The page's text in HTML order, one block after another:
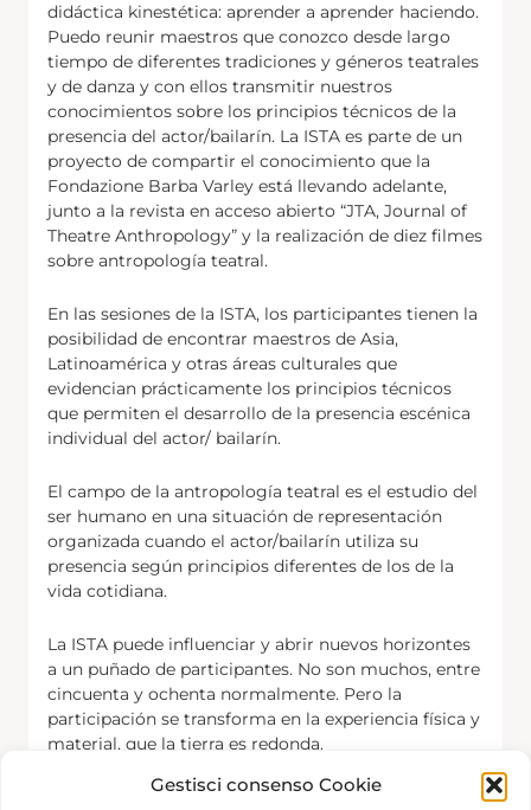
Gestisci consenso Cookie
didáctica kinestética: aprender a aprender haciendo.
Puedo reunir maestros que conozco desde largo
tiempo de diferentes tradiciones y géneros teatrales
y de danza y con ellos transmitir nuestros
conocimientos sobre los principios técnicos de la
presencia del actor/bailarín. La ISTA es parte de un
proyecto de compartir el conocimiento que la
Fondazione Barba Varley está llevando adelante,
junto a la revista en acceso abierto “JTA, Journal of
Theatre Anthropology” y la realización de diez filmes
sobre antropología teatral.
En las sesiones de la ISTA, los participantes tienen la
posibilidad de encontrar maestros de Asia,
Latinoamérica y otras áreas culturales que
evidencian prácticamente los principios técnicos
que permiten el desarrollo de la presencia escénica
individual del actor/ bailarín.
El campo de la antropología teatral es el estudio del
ser humano en una situación de representación
organizada cuando el actor/bailarín utiliza su
presencia según principios diferentes de los de la
vida cotidiana.
La ISTA puede influenciar y abrir nuevos horizontes
a un puñado de participantes. No son muchos, entre
cincuenta y ochenta normalmente. Pero la
participación se transforma en la experiencia física y
material, que la tierra es redonda.
¿Y cuáles son las consecuencias para un actor o un